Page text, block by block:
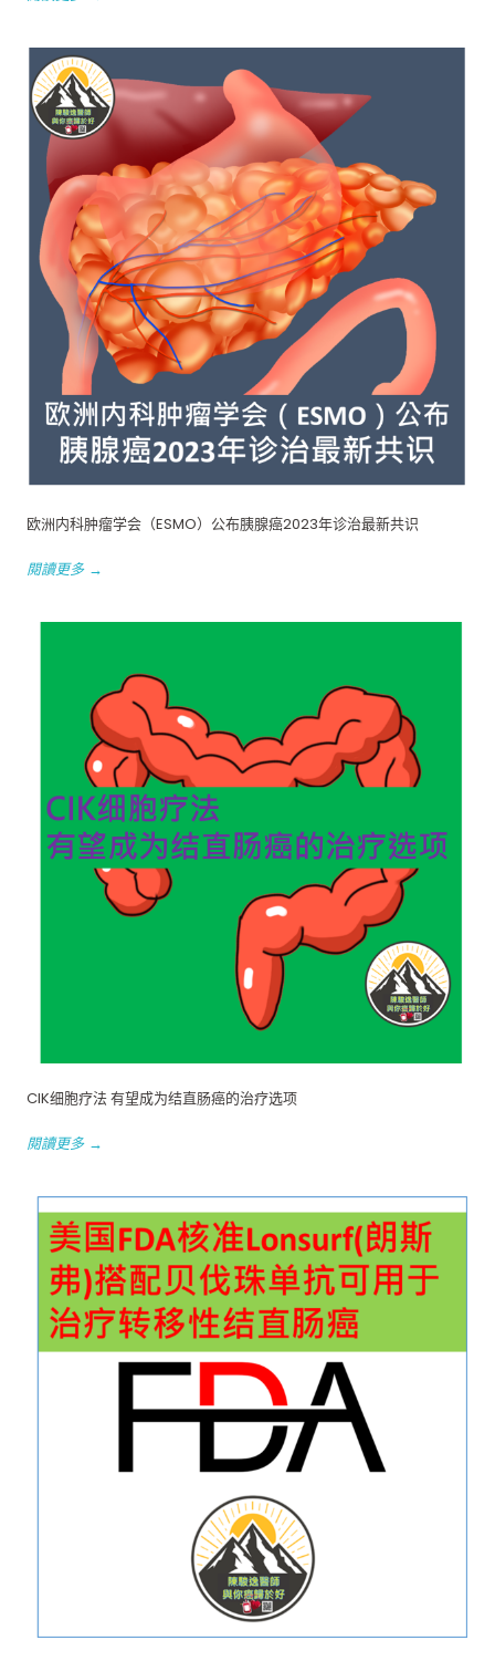
欧洲内科肿瘤学会（ESMO）公布胰腺癌2023年诊治最新共识
閱讀更多 →
CIK细胞疗法 有望成为结直肠癌的治疗选项
閱讀更多 →